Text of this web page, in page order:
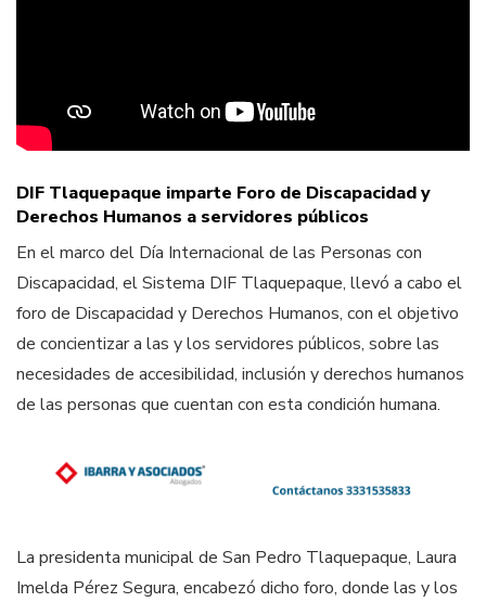
DIF Tlaquepaque imparte Foro de Discapacidad y
Derechos Humanos a servidores públicos
En el marco del Día Internacional de las Personas con
Discapacidad, el Sistema DIF Tlaquepaque, llevó a cabo el
foro de Discapacidad y Derechos Humanos, con el objetivo
de concientizar a las y los servidores públicos, sobre las
necesidades de accesibilidad, inclusión y derechos humanos
de las personas que cuentan con esta condición humana.
La presidenta municipal de San Pedro Tlaquepaque, Laura
Imelda Pérez Segura, encabezó dicho foro, donde las y los